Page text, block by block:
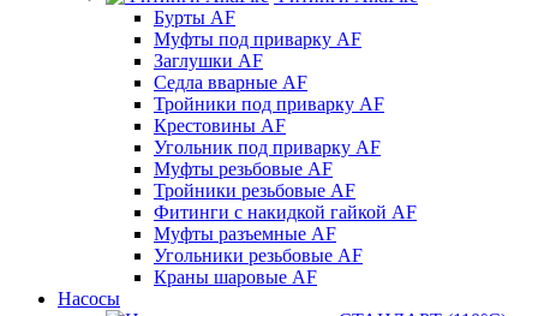
Бурты AF
Муфты под приварку AF
Заглушки AF
Седла вварные AF
Тройники под приварку AF
Крестовины AF
Угольник под приварку AF
Муфты резьбовые AF
Тройники резьбовые AF
Фитинги с накидкой гайкой AF
Муфты разъемные AF
Угольники резьбовые AF
Краны шаровые AF
Насосы